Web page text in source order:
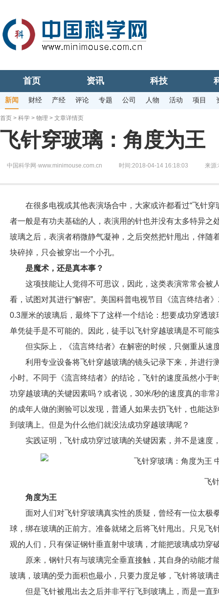
首页 资讯 科技
新闻 财经 产经 评论 专题 公司 人物 活动 项目
首页 > 科学 > 物理 > 文章详情页
飞针穿玻璃：角度为王
中国科学网·www.minimouse.com.cn 时间:2018-04-14 16:18:03 来源:
在很多电视或其他表演场合中，大家或许都看过“飞针
者一般是有功夫基础的人，表演用的针也并没有太多特异
玻璃之后，表演者稍微静气凝神，之后突然把针甩出，伴
块碎掉，只会被穿出一个小孔。
是魔术，还是真本事？
这项技能让人觉得不可思议，因此，这类表演常常会被
看，试图对其进行“解密”。美国科普电视节目《流言终结者
0.3厘米的玻璃后，最终下了这样一个结论：想要成功穿透
单凭徒手是不可能的。因此，徒手以飞针穿越玻璃是不可能
但实际上，《流言终结者》在解密的时候，只侧重从速
利用专业设备将飞针穿越玻璃的镜头记录下来，并进行
小时。不同于《流言终结者》的结论，飞针的速度虽然小
功穿越玻璃的关键因素吗？或者说，30米/秒的速度真的非
的成年人做的测验可以发现，普通人如果去扔飞针，也能
到玻璃上。但是为什么他们就没法成功穿越玻璃呢？
实践证明，飞针成功穿过玻璃的关键因素，并不是速度
飞
角度为王
面对人们对飞针穿玻璃真实性的质疑，曾经有一位太极
球，绑在玻璃的正前方。准备就绪之后将飞针甩出。只见
观的人们，只有保证钢针垂直射中玻璃，才能把玻璃成功穿
原来，钢针只有与玻璃完全垂直接触，其自身的动能
玻璃，玻璃的受力面积也最小，只要力度足够，飞针将玻璃
但是飞针被甩出去之后并非平行飞到玻璃上，而是一直